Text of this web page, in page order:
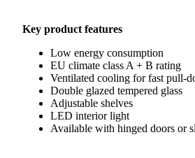
Key product features
Low energy consumption
EU climate class A + B rating
Ventilated cooling for fast pull-
Double glazed tempered glass
Adjustable shelves
LED interior light
Available with hinged doors or